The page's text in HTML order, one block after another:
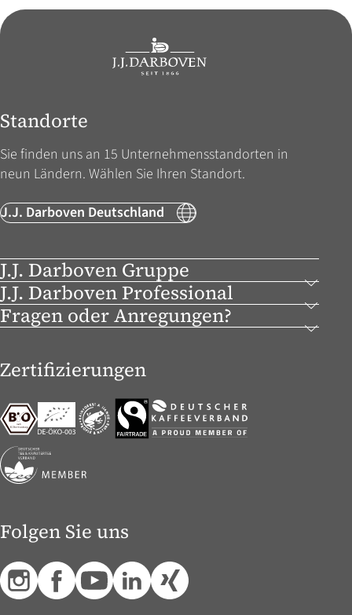
J.J. Darboven Gruppe
Standorte
Sie finden uns an 15 Unternehmens­standorten in
neun Ländern. Wählen Sie Ihren Standort.
J.J. Darboven Deutschland
J.J. Darboven Professional
Fragen oder Anregungen?
Zertifizierungen
Folgen Sie uns